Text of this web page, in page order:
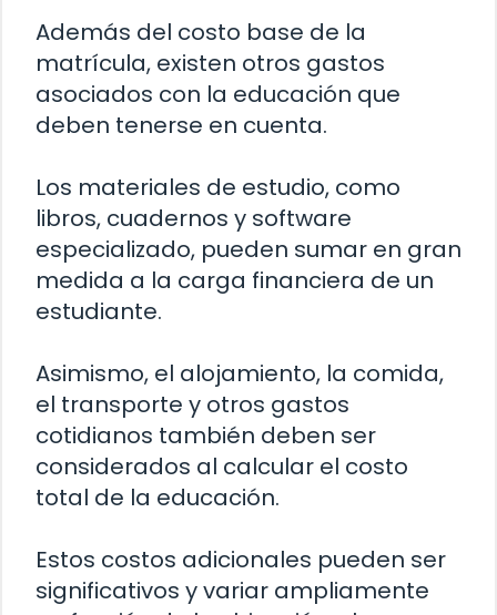
Además del costo base de la
matrícula, existen otros gastos
asociados con la educación que
deben tenerse en cuenta.
Los materiales de estudio, como
libros, cuadernos y software
especializado, pueden sumar en gran
medida a la carga financiera de un
estudiante.
Asimismo, el alojamiento, la comida,
el transporte y otros gastos
cotidianos también deben ser
considerados al calcular el costo
total de la educación.
Estos costos adicionales pueden ser
significativos y variar ampliamente